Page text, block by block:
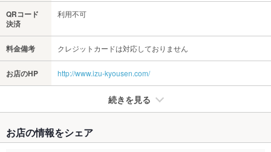
QRコード
決済
利用不可
料金備考 クレジットカードは対応しておりません
お店のHP http://www.izu-kyousen.com/
続きを見る
禁煙・喫煙
全席禁煙
お店の情報をシェア